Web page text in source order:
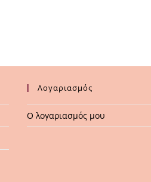
Λογαριασμός
Ο λογαριασμός μου